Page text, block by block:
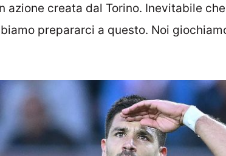
azione creata dal Torino. Inevitabile
prepararci a questo. Noi